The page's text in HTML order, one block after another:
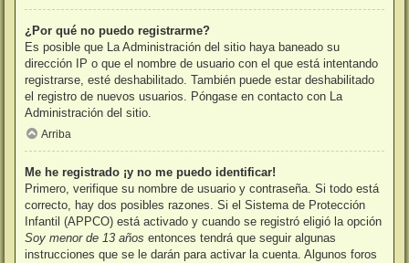
¿Por qué no puedo registrarme?
Es posible que La Administración del sitio haya baneado su
dirección IP o que el nombre de usuario con el que está intentando
registrarse, esté deshabilitado. También puede estar deshabilitado
el registro de nuevos usuarios. Póngase en contacto con La
Administración del sitio.
Arriba
Me he registrado ¡y no me puedo identificar!
Primero, verifique su nombre de usuario y contraseña. Si todo está
correcto, hay dos posibles razones. Si el Sistema de Protección
Infantil (APPCO) está activado y cuando se registró eligió la opción
Soy menor de 13 años entonces tendrá que seguir algunas
instrucciones que se le darán para activar la cuenta. Algunos foros